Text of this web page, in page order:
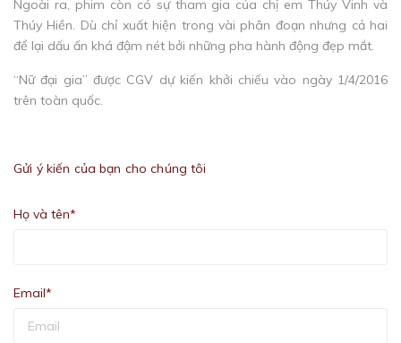
Ngoài ra, phim còn có sự tham gia của chị em Thúy Vinh và
Thúy Hiền. Dù chỉ xuất hiện trong vài phân đoạn nhưng cả hai
để lại dấu ấn khá đậm nét bởi những pha hành động đẹp mắt.
“Nữ đại gia” được CGV dự kiến khởi chiếu vào ngày 1/4/2016
trên toàn quốc.
Gửi ý kiến của bạn cho chúng tôi
Họ và tên*
Email*